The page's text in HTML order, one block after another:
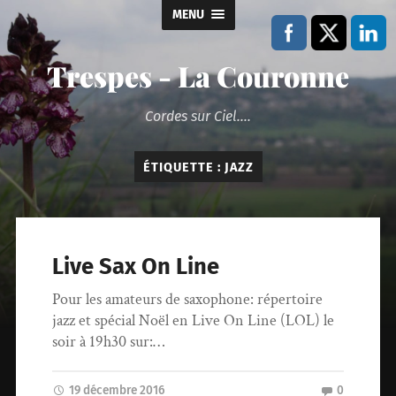
MENU
Trespes - La Couronne
Cordes sur Ciel....
ÉTIQUETTE : JAZZ
Live Sax On Line
Pour les amateurs de saxophone: répertoire
jazz et spécial Noël en Live On Line (LOL) le
soir à 19h30 sur:…
19 décembre 2016 0